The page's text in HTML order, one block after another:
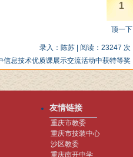
1
顶一下
录入： 陈苏 | 阅读： 23247 次
信息技术优质课展示交流活动中获特等奖
友情链接
重庆市教委
重庆市技装中心
沙区教委
重庆南开中学